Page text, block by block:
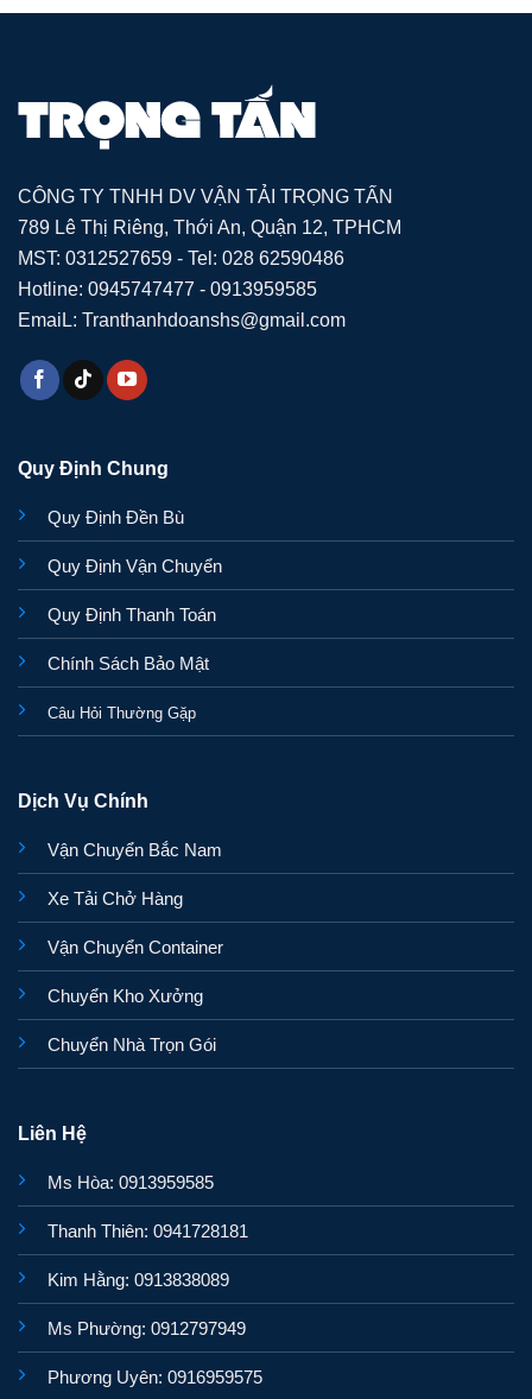
CÔNG TY TNHH DV VẬN TẢI TRỌNG TẤN
789 Lê Thị Riêng, Thới An, Quận 12, TPHCM
MST: 0312527659 - Tel: 028 62590486
Hotline: 0945747477 - 0913959585
EmaiL: Tranthanhdoanshs@gmail.com
Quy Định Chung
Quy Định Đền Bù
Quy Định Vận Chuyển
Quy Định Thanh Toán
Chính Sách Bảo Mật
Câu Hỏi Thường Gặp
Dịch Vụ Chính
Vận Chuyển Bắc Nam
Xe Tải Chở Hàng
Vận Chuyển Container
Chuyển Kho Xưởng
Chuyển Nhà Trọn Gói
Liên Hệ
Ms Hòa: 0913959585
Thanh Thiên: 0941728181
Kim Hằng: 0913838089
Ms Phường: 0912797949
Phương Uyên: 0916959575